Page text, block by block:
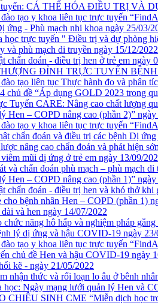
tuyến: CÁ THỂ HÓA ĐIỀU TRỊ VÀ
tạo y khoa liên tục trực tuyến
ứng - Phù mạch nhi khoa ngày 25/03/
học trực tuyến " Điều trị và dự phòng
và phù mạch di truyền ngày 15/12/2022
chẩn đoán - điều trị hen ở trẻ em ngày
ĐỈNH TRỰC TUYẾN BỆNH
tạo liên tục Thực hành đo và phân
chủ đề “Áp dụng GOLD 2023 trong
Tuyến CARE: Nâng cao chất lượng
Hen – COPD nâng cao (phần 2)”
tạo y khoa liên tục trực tuyến
chẩn đoán và điều trị các bệnh Dị
nâng cao chẩn đoán và phát hiện
mũi dị ứng ở trẻ em ngày 13/09/
và chẩn đoán phù mạch – phù mạch
Hen – COPD nâng cao (phần 1)”
chẩn đoán - điều trị hen và khó thở khi
bệnh nhân Hen – COPD (phần 1)
và hen ngày 14/07/2022
năng hô hấp và nghiệm pháp
lý dị ứng và hậu COVID-19 ngày 23/
tạo y khoa liên tục trực tuyến
chủ đề Hen và hậu COVID-19 ngày
kẽ - ngày 21/05/2022
nhận thức và rối loạn lo âu ở bênh
học: Ngày mạng lưới quản lý Hen và
CHIÊU SINH CME “Miễn dịch học